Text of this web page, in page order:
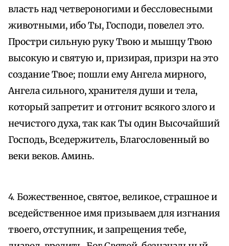
власть над четвероногими и бессловесными
животными, ибо Ты, Господи, повелел это.
Простри сильную руку Твою и мышцу Твою
высокую и святую и, призирая, призри на это
создание Твое; пошли ему Ангела мирного,
Ангела сильного, хранителя души и тела,
который запретит и отгонит всякого злого и
нечистого духа, так как Ты один Высочайший
Господь, Вседержитель, Благословенный во
веки веков. Аминь.
4. Божественное, святое, великое, страшное и
вседейственное имя призываем для изгнания
твоего, отступник, и запрещения тебе,